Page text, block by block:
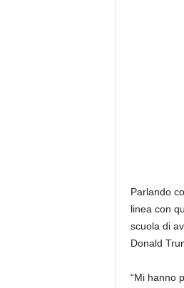
Parlando
linea con
scuola di
Donald
“Mi hanno